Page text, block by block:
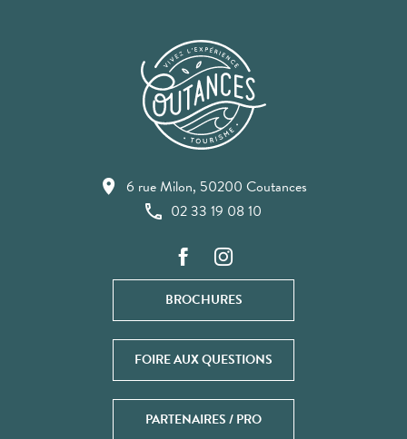
6 rue Milon, 50200 Coutances
02 33 19 08 10
BROCHURES
FOIRE AUX QUESTIONS
PARTENAIRES / PRO